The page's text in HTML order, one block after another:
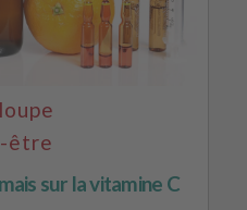
être
sur la vitamine C